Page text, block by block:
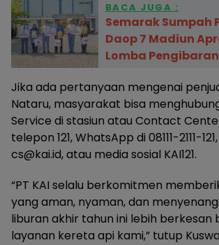
BACA JUGA :
Semarak Sumpah
Daop 7 Madiun
Lomba
Jika ada pertanyaan mengenai
Nataru, masyarakat bisa
Service di stasiun atau Contact
telepon 121, WhatsApp di 08111-2111-
cs@kai.id, atau media sosial KAI121.
“PT KAI selalu berkomitmen
yang aman, nyaman, dan
liburan akhir tahun ini lebih berkesan
layanan kereta api kami,” tutup